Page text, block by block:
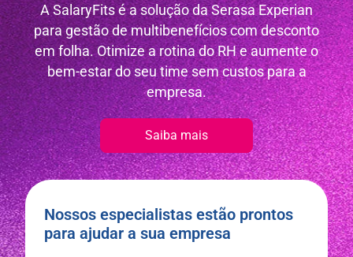
A SalaryFits é a solução da Serasa Experian
para gestão de multibenefícios com desconto
em folha. Otimize a rotina do RH e aumente o
bem-estar do seu time sem custos para a
empresa.
Saiba mais
Nossos especialistas estão prontos
para ajudar a sua empresa